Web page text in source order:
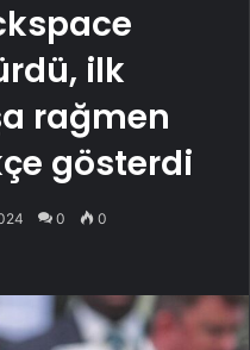
ilk
rağmen
gösterdi
0 0